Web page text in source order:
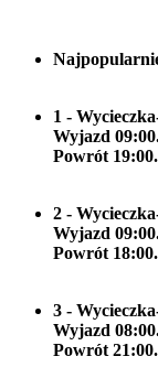
1 -
Wyjazd
Powrót 19:00.
2 -
Wyjazd
Powrót 18:00.
3 -
Wyjazd
Powrót 21:00.